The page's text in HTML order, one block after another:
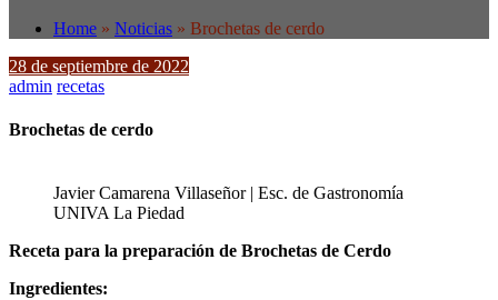
Home » Noticias » Brochetas de cerdo
28 de septiembre de 2022
admin recetas
Brochetas de cerdo
Javier Camarena Villaseñor | Esc. de Gastronomía
UNIVA La Piedad
Receta para la preparación de Brochetas de Cerdo
Ingredientes: